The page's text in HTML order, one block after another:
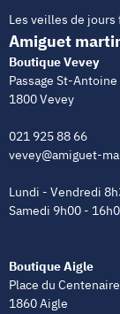
Les veilles de
Amiguet
Boutique Vevey
Passage St-Antoine
1800 Vevey
021 925 88 66
vevey@amiguet-
Lundi - Vendredi
Samedi 9h00 -
Boutique Aigle
Place du
1860 Aigle